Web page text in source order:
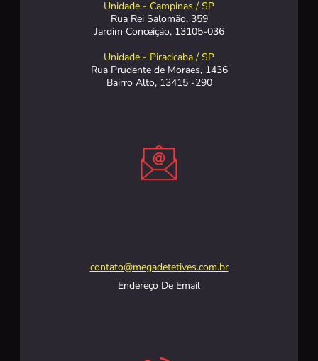
Unidade - Campinas / SP
Rua Rei Salomão, 359
Jardim Conceição, 13105-036
Unidade - Piracicaba / SP
Rua Prudente de Moraes, 1436
Bairro Alto, 13415 -290
contato@megadetetives.com.br
Endereço De Email